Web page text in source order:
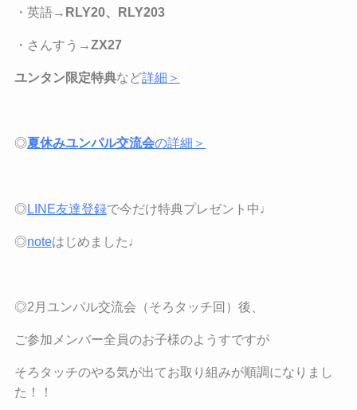
・英語→ RLY20、RLY203
・さんすう→ZX27
ユンタン限定特典など詳細＞
◎夏休みユンパル交流会の詳細＞
◎LINE友達登録で今だけ特典プレゼント中♩
◎noteはじめました♩
◎2月ユンパル交流会（そろタッチ回）後、
ご参加メンバー全員のお子様のようすですが
そろタッチのやる気が出てお取り組みが順調になりまし
た！！